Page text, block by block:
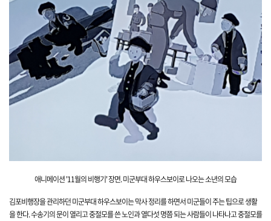
애니메이션 '11월의 비행기' 장면.미군부대하우스보이로 나오는 소년의 모습
김포비행장을 관리하던 미군부대 하우스보이는 막사 정리를 하면서 미군들이 주는 팁으로 생활
을 한다.수송기의 문이 열리고 중절모를 쓴 노인과 열다섯 명쯤 되는 사람들이 나타나고 중절모를